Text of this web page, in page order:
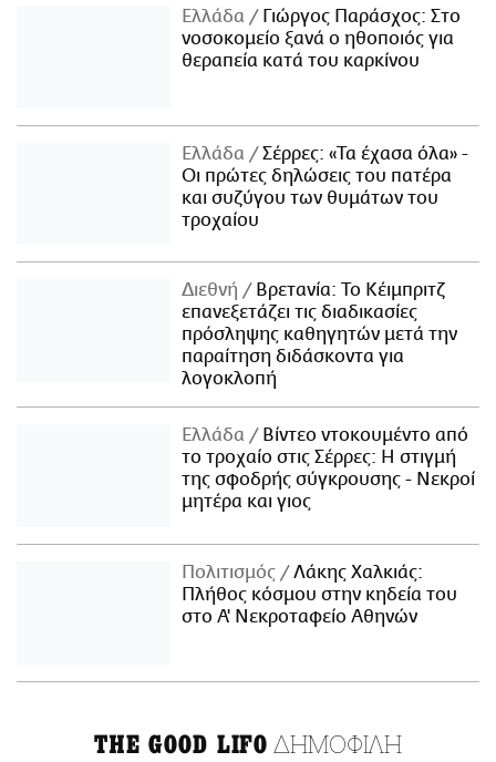
Ελλάδα
Γιώργος Παράσχος: Στο
νοσοκομείο ξανά ο ηθοποιός για
θεραπεία κατά του καρκίνου
Ελλάδα
Σέρρες: «Τα έχασα όλα» -
Οι πρώτες δηλώσεις του πατέρα
και συζύγου των θυμάτων του
τροχαίου
Διεθνή
Βρετανία: Το Κέιμπριτζ
επανεξετάζει τις διαδικασίες
πρόσληψης καθηγητών μετά την
παραίτηση διδάσκοντα για
λογοκλοπή
Ελλάδα
Βίντεο ντοκουμέντο από
το τροχαίο στις Σέρρες: Η στιγμή
της σφοδρής σύγκρουσης - Νεκροί
μητέρα και γιος
Πολιτισμός
Λάκης Χαλκιάς:
Πλήθος κόσμου στην κηδεία του
στο Α' Νεκροταφείο Αθηνών
THE GOOD LIFO ΔΗΜΟΦΙΛΗ